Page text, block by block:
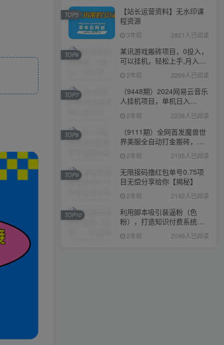
【站长运营资料】无水印课
程资源
3年前 2821人已阅读
TOP5
某讯游戏搬砖项目，0投入，
可以挂机，轻松上手,月入
3000+上不封顶
2年前 2269人已阅读
TOP6
（9448期）2024网易云音乐
人挂机项目，单机日入
150+，无脑月入5000+
2年前 2238人已阅读
TOP7
（9111期）全网首发魔兽世
界美服全自动打金搬砖，日
入1000+，简单好操作，保
姆级教学
2年前 2155人已阅读
TOP8
无限接码撸红包单号0.75项
目无偿分享给你【揭秘】
2年前 2142人已阅读
TOP9
利用脚本吸引装逼粉（色
粉），打造知识付费系统，
附388元美女写真项目
2年前 2099人已阅读
TOP10